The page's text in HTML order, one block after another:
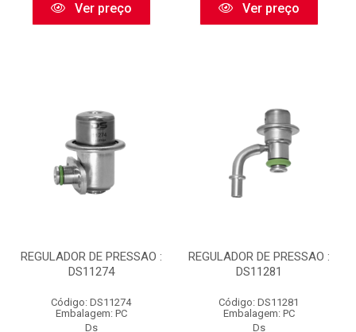
Ver preço Ver preço
REGULADOR DE PRESSAO :
DS11274
Código: DS11274
Embalagem: PC
Ds
REGULADOR DE PRESSAO :
DS11281
Código: DS11281
Embalagem: PC
Ds